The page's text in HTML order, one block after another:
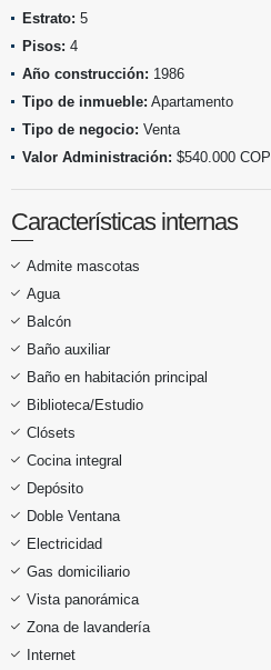
Estrato: 5
Pisos: 4
Año construcción: 1986
Tipo de inmueble: Apartamento
Tipo de negocio: Venta
Valor Administración: $540.000 COP
Características internas
Admite mascotas
Agua
Balcón
Baño auxiliar
Baño en habitación principal
Biblioteca/Estudio
Clósets
Cocina integral
Depósito
Doble Ventana
Electricidad
Gas domiciliario
Vista panorámica
Zona de lavandería
Internet